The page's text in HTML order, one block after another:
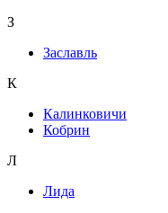
З
Заславль
К
Калинковичи
Кобрин
Л
Лида